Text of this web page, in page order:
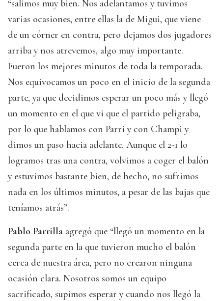
“salimos muy bien. Nos adelantamos y tuvimos
varias ocasiones, entre ellas la de Migui, que viene
de un córner en contra, pero dejamos dos jugadores
arriba y nos atrevemos, algo muy importante.
Fueron los mejores minutos de toda la temporada.
Nos equivocamos un poco en el inicio de la segunda
parte, ya que decidimos esperar un poco más y llegó
un momento en el que vi que el partido peligraba,
por lo que hablamos con Parri y con Champi y
dimos un paso hacia adelante. Aunque el 2-1 lo
logramos tras una contra, volvimos a coger el balón
y estuvimos bastante bien, de hecho, no sufrimos
nada en los últimos minutos, a pesar de las bajas que
teníamos atrás”.
Pablo Parrilla agregó que “llegó un momento en la
segunda parte en la que tuvieron mucho el balón
cerca de nuestra área, pero no crearon ninguna
ocasión clara. Nosotros somos un equipo
sacrificado, supimos esperar y cuando nos llegó la